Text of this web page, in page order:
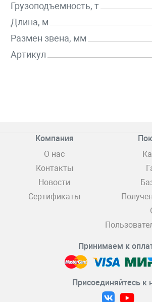
Грузоподъемность, т
Длина, м
Размен звена, мм
Артикул
Компания
О нас
Контакты
Новости
Сертификаты
Принимаем к
Присоединяйтесь к